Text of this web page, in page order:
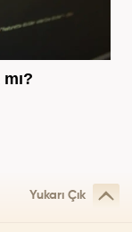
Yukarı Çık